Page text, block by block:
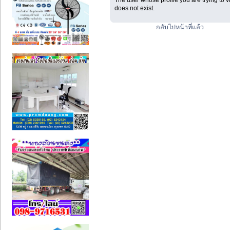
does not exist.
กลับไปหน้าที่แล้ว